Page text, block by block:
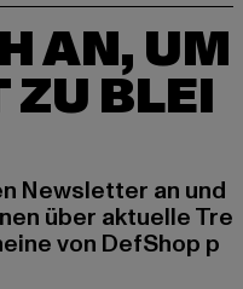
AN, UM
ZU BLEI
Newsletter an und
über aktuelle Tre
von DefShop p